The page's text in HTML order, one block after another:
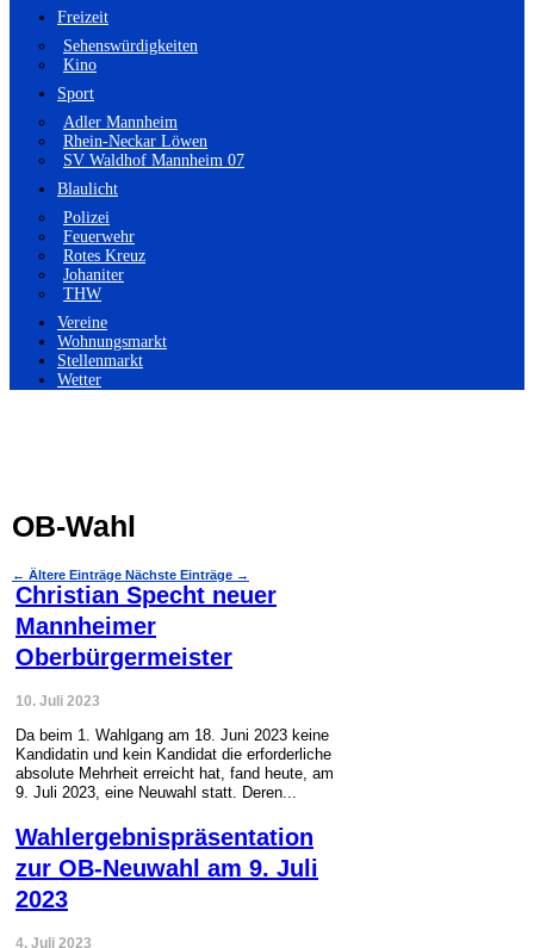
Freizeit
Sehenswürdigkeiten
Kino
Sport
Adler Mannheim
Rhein-Neckar Löwen
SV Waldhof Mannheim 07
Blaulicht
Polizei
Feuerwehr
Rotes Kreuz
Johaniter
THW
Vereine
Wohnungsmarkt
Stellenmarkt
Wetter
OB-Wahl
← Ältere Einträge Nächste Einträge →
Christian Specht neuer
Mannheimer
Oberbürgermeister
10. Juli 2023
Da beim 1. Wahlgang am 18. Juni 2023 keine
Kandidatin und kein Kandidat die erforderliche
absolute Mehrheit erreicht hat, fand heute, am
9. Juli 2023, eine Neuwahl statt. Deren...
Wahlergebnispräsentation
zur OB-Neuwahl am 9. Juli
2023
4. Juli 2023